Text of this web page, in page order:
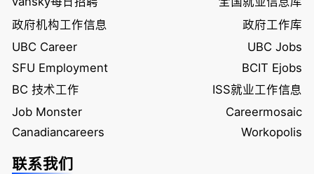
政府机构工作信息
政府工作库
UBC Career
UBC Jobs
SFU Employment
BCIT Ejobs
BC 技术工作
ISS就业工作信息
Job Monster
Careermosaic
Canadiancareers
Workopolis
联系我们